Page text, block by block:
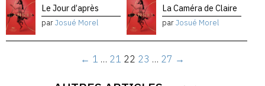
Le Jour d’après
parJosué Morel
La Caméra de Claire
parJosué Morel
← 1 … 21 22 23 … 27 →